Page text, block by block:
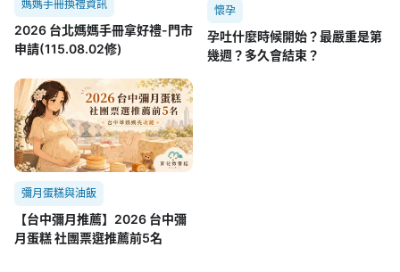
媽媽手冊換禮資訊
2026 台北媽媽手冊拿好禮-門市
申請(115.08.02修)
懷孕
孕吐什麼時候開始？最嚴重是第
幾週？多久會結束？
彌月蛋糕與油飯
【台中彌月推薦】2026 台中彌
月蛋糕 社團票選推薦前5名